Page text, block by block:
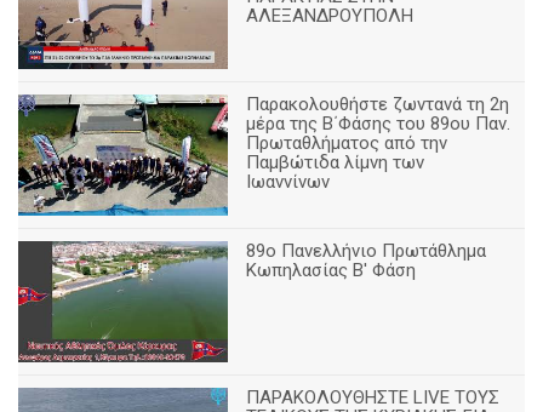
ΑΛΕΞΑΝΔΡΟΥΠΟΛΗ
Παρακολουθήστε ζωντανά τη 2η
μέρα της Β΄Φάσης του 89ου Παν.
Πρωταθλήματος από την
Παμβώτιδα λίμνη των
Ιωαννίνων
89o Πανελλήνιο Πρωτάθλημα
Κωπηλασίας Β' Φάση
ΠΑΡΑΚΟΛΟΥΘΗΣΤΕ LIVE ΤΟΥΣ